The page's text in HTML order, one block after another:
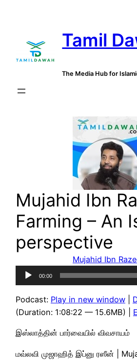
Tamil
The Media Hub for
Mujahid Ibn
Farming – An
perspective
Mujahid Ibn
Audio
Player
00:00
Podcast: Play in new window
(Duration: 1:08:22 — 15.6MB) |
இஸ்லாத்தின் பார்வையில் விவசாயம்
மவ்லவி முஜாஹித் இப்னு ரஸீன் |